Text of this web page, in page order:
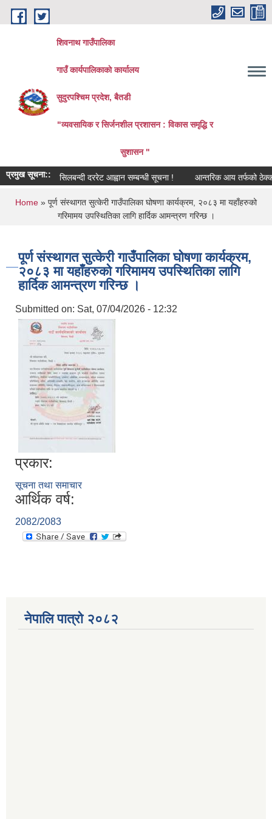
Skip to main content
शिवनाथ गाउँपालिका
गाउँ कार्यपालिकाकाे कार्यालय
सुदुरपश्चिम प्रदेश, बैतडी
"व्यवसायिक र सिर्जनशील प्रशासन : विकास समृद्धि र
सुशासन "
प्रमुख सूचना::सिलबन्दी दररेट आह्वान सम्बन्धी सूचना ! आन्तरिक आय तर्फको ठेक्का
You are here
Home » पूर्ण संस्थागत सुत्केरी गाउँपालिका घोषणा कार्यक्रम, २०८३ मा यहाँहरुको
गरिमामय उपस्थितिका लागि हार्दिक आमन्त्रण गरिन्छ ।
पूर्ण संस्थागत सुत्केरी गाउँपालिका घोषणा कार्यक्रम,
२०८३ मा यहाँहरुको गरिमामय उपस्थितिका लागि
हार्दिक आमन्त्रण गरिन्छ ।
Submitted on: Sat, 07/04/2026 - 12:32
प्रकार:
सूचना तथा समाचार
आर्थिक वर्ष:
2082/2083
नेपालि पात्रो २०८२